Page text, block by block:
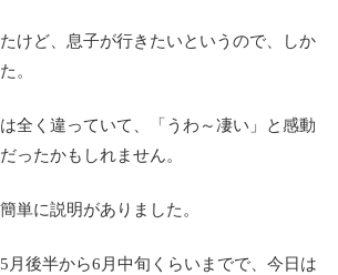
けど、息子が行きたいというので、しか
。
全く違っていて、「うわ～凄い」と感動
ったかもしれません。
単に説明がありました。
月後半から6月中旬くらいまでで、今日は